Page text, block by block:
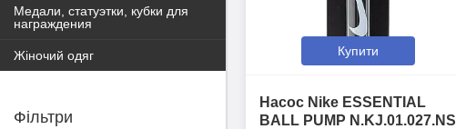
Купити
Насос Nike ESSENTIAL
BALL PUMP N.KJ.01.027.NS
Медали, статуэтки, кубки для
награждения
Жіночий одяг
Фільтри